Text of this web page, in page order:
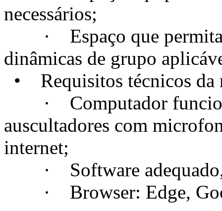
necessários;
· Espaço que permita
dinâmicas de grupo
• Requisitos técnicos da
· Computador
auscultadores com
internet;
· Software adequado,
· Browser: Edge,